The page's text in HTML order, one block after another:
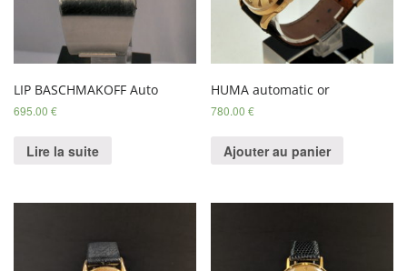
LIP BASCHMAKOFF Auto
695.00 €
Lire la suite
HUMA automatic or
780.00€
Ajouter au panier